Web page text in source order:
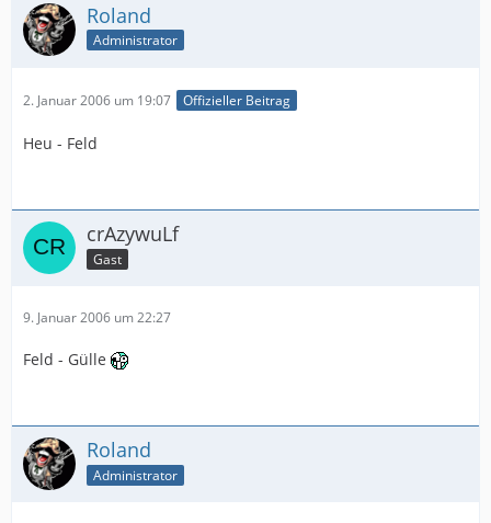
Roland
Administrator
2. Januar 2006 um 19:07 Offizieller Beitrag
Heu - Feld
crAzywuLf
Gast
9. Januar 2006 um 22:27
Feld - Gülle
Roland
Administrator